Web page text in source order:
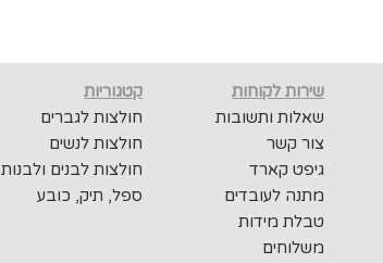
קטגוריות
חולצות לגברים
חולצות לנשים
חולצות לבנים ולבנות
ספל, תיק, כובע
שירות לקוחות
שאלות ותשובות
צור קשר
גיפט קארד
מתנה לעובדים
טבלת מידות
משלוחים